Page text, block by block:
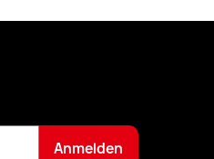
Anmelden